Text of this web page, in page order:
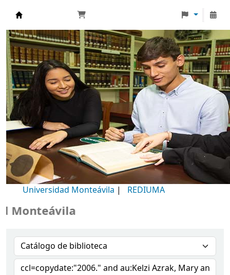
Biblioteca Universidad Monteávila
Universidad Monteávila | REDIUMA